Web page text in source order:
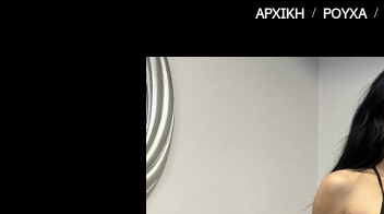
ΑΡΧΙΚΉ ΡΟΥΧΑ